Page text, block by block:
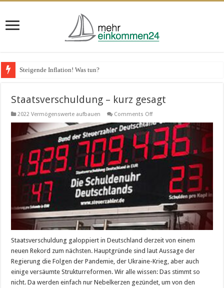
Steigende Inflation! Was tun?
Staatsverschuldung – kurz gesagt
2022 Vermögenswerte aufbauen Comments Offon
–
kurz
gesagt
Staatsverschuldung galoppiert in Deutschland derzeit von einem
neuen Rekord zum nächsten. Hauptgründe sind laut Aussage der
Regierung die Folgen der Pandemie, der Ukraine-Krieg, aber auch
einige versäumte Strukturreformen. Wir alle wissen: Das stimmt so
nicht. Da werden einfach nur Nebelkerzen gezündet, um von den